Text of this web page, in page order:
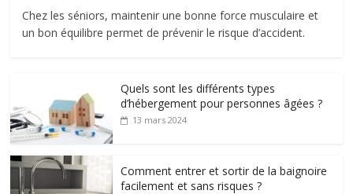
Chez les séniors, maintenir une bonne force musculaire et
un bon équilibre permet de prévenir le risque d’accident.
Quels sont les différents types
d’hébergement pour personnes âgées ?
13 mars 2024
Comment entrer et sortir de la baignoire
facilement et sans risques ?